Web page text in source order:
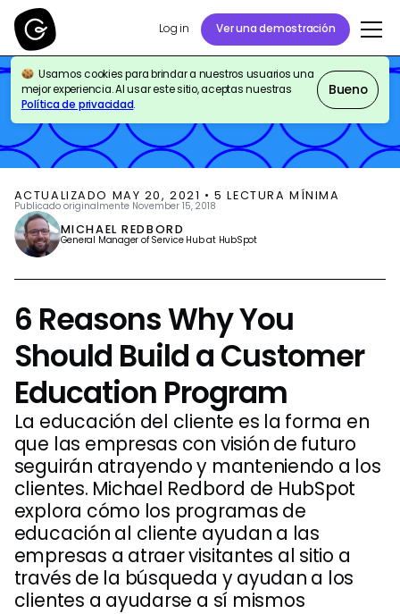
Log in Ver una demostración
Usamos cookies para brindar a nuestros usuarios una
mejor experiencia. Al usar este sitio, aceptas nuestras
Política de privacidad.
Bueno
BLOG CUSTOMER SUPPORT
ACTUALIZADO MAY 20, 2021 •5 LECTURA MÍNIMA
Publicado originalmente November 15, 2018
MICHAEL REDBORD
General Manager of Service Hub at HubSpot
6 Reasons Why You
Should Build a Customer
Education Program
La educación del cliente es la forma en
que las empresas con visión de futuro
seguirán atrayendo y manteniendo a los
clientes. Michael Redbord de HubSpot
explora cómo los programas de
educación al cliente ayudan a las
empresas a atraer visitantes al sitio a
través de la búsqueda y ayudan a los
clientes a ayudarse a sí mismos